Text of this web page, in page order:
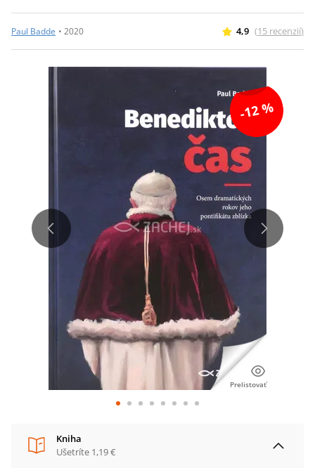
Paul Badde • 2020 4,9 (15 recenzií)
-12 %
Prelistovať
Kniha
Ušetríte 1,19 €